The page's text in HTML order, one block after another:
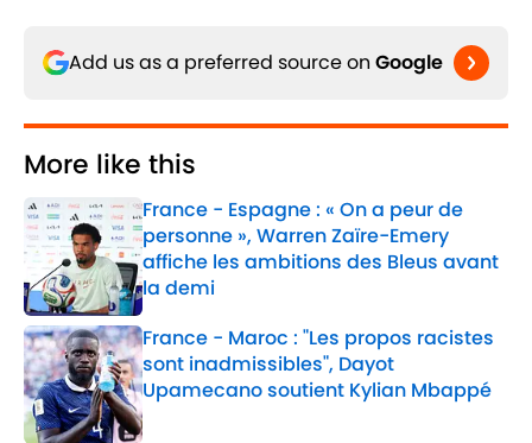
Add us as a preferred source on Google
More like this
France - Espagne : « On a peur de
personne », Warren Zaïre-Emery
affiche les ambitions des Bleus avant
la demi
Published by on Invalid Date
France - Maroc : "Les propos racistes
sont inadmissibles", Dayot
Upamecano soutient Kylian Mbappé
Published by on Invalid Date